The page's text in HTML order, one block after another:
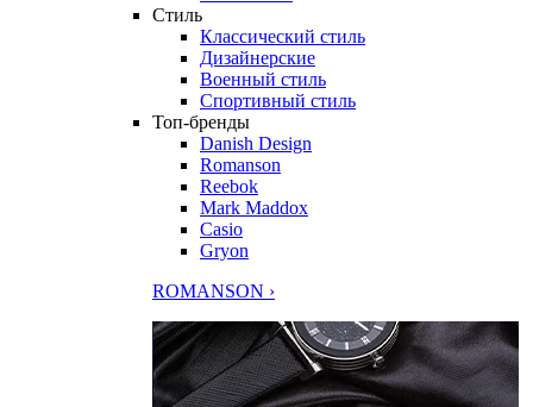
Стиль
Классический стиль
Дизайнерские
Военный стиль
Спортивный стиль
Топ-бренды
Danish Design
Romanson
Reebok
Mark Maddox
Casio
Gryon
ROMANSON ›